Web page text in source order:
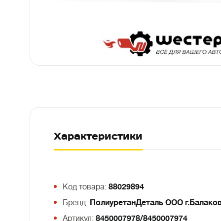
Характеристики
Код товара: 88029894
Бренд: ПолиуретанДеталь ООО
Артикул: 8450007978/8450007974